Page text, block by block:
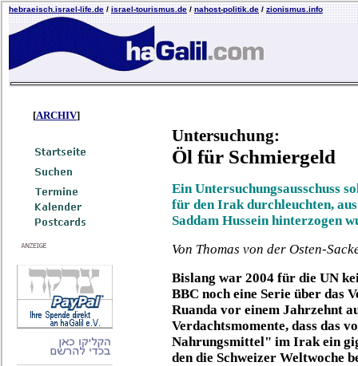
hebraeisch.israel-life.de/israel-tourismus.de/nahost-politik.de/zionismus.info
[ARCHIV]
Untersuchung:
Öl für Schmiergeld
Ein Untersuchungsausschuss
für den Irak durchleuchten,
Saddam Hussein hinterzogen
Von Thomas von der Osten-
Bislang war 2004 für die UN
BBC noch eine Serie über das
Ruanda vor einem Jahrzehnt
Verdachtsmomente, dass das
Nahrungsmittel" im Irak ein
den die Schweizer Weltwoche